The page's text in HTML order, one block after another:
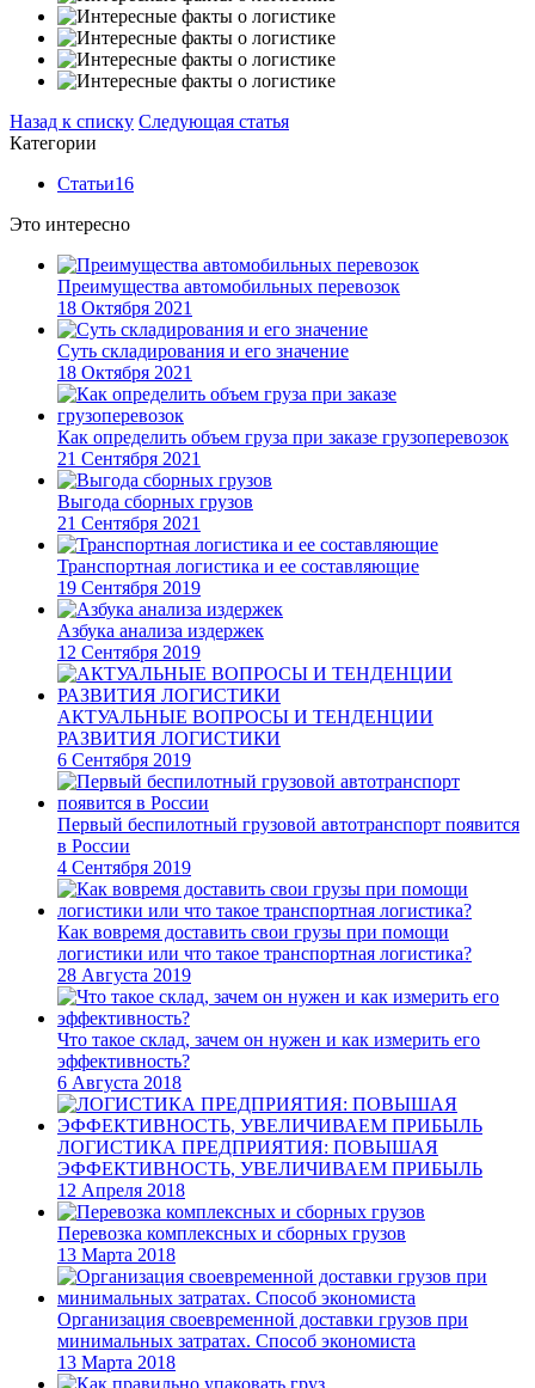
Назад к списку Следующая статья
Категории
Статьи16
Это интересно
Преимущества автомобильных перевозок
18 Октября 2021
Суть складирования и его значение
18 Октября 2021
Как определить объем груза при заказе грузоперевозок
21 Сентября 2021
Выгода сборных грузов
21 Сентября 2021
Транспортная логистика и ее составляющие
19 Сентября 2019
Азбука анализа издержек
12 Сентября 2019
АКТУАЛЬНЫЕ ВОПРОСЫ И ТЕНДЕНЦИИ
РАЗВИТИЯ ЛОГИСТИКИ
6 Сентября 2019
Первый беспилотный грузовой автотранспорт появится
в России
4 Сентября 2019
Как вовремя доставить свои грузы при помощи
логистики или что такое транспортная логистика?
28 Августа 2019
Что такое склад, зачем он нужен и как измерить его
эффективность?
6 Августа 2018
ЛОГИСТИКА ПРЕДПРИЯТИЯ: ПОВЫШАЯ
ЭФФЕКТИВНОСТЬ, УВЕЛИЧИВАЕМ ПРИБЫЛЬ
12 Апреля 2018
Перевозка комплексных и сборных грузов
13 Марта 2018
Организация своевременной доставки грузов при
минимальных затратах. Способ экономиста
13 Марта 2018